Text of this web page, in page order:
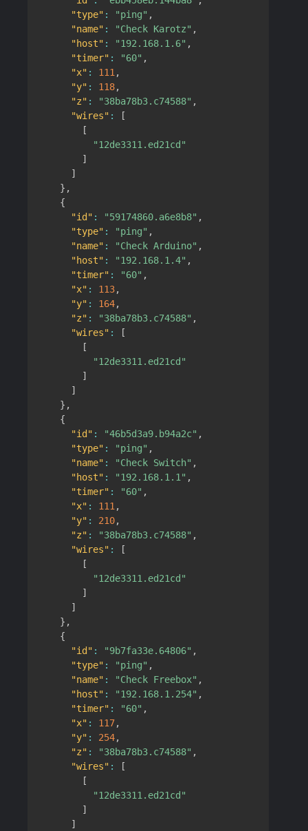
"type" : "ping" ,
"name" : "Check Karotz" ,
"host" : "192.168.1.6" ,
"timer" : "60" ,
"x" : 111 ,
"y" : 118,
"z" : "38ba78b3.c74588" ,
"wires" :
[
[
"12de3311.ed21cd"
]
]
} ,
{
"id" : "59174860.a6e8b8" ,
"type" : "ping" ,
"name" : "Check Arduino" ,
"host" : "192.168.1.4" ,
"timer" : "60" ,
"x" : 113,
"y" : 164,
"z" : "38ba78b3.c74588" ,
"wires" :
[
[
"12de3311.ed21cd"
]
]
} ,
{
"id" : "46b5d3a9.b94a2c" ,
"type" : "ping" ,
"name" : "Check Switch" ,
"host" : "192.168.1.1" ,
"timer" : "60" ,
"x" : 111 ,
"y" : 210,
"z" : "38ba78b3.c74588" ,
"wires" :
[
[
"12de3311.ed21cd"
]
]
} ,
{
"id" : "9b7fa33e.64806" ,
"type" : "ping" ,
"name" : "Check Freebox" ,
"host" : "192.168.1.254" ,
"timer" : "60" ,
"x" : 117,
"y" : 254,
"z" : "38ba78b3.c74588" ,
"wires" :
[
[
"12de3311.ed21cd"
]
]